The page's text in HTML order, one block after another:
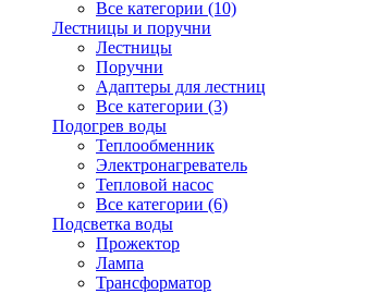
Все категории (10)
Лестницы и поручни
Лестницы
Поручни
Адаптеры для лестниц
Все категории (3)
Подогрев воды
Теплообменник
Электронагреватель
Тепловой насос
Все категории (6)
Подсветка воды
Прожектор
Лампа
Трансформатор